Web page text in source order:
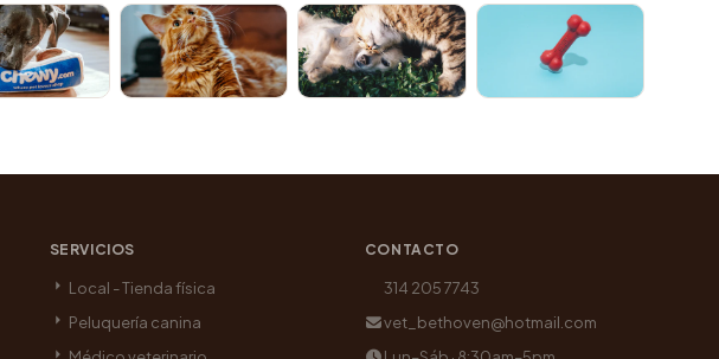
SERVICIOS
Local - Tienda física
Peluquería canina
CONTACTO
314 205 7743
vet_bethoven@hotmail.com